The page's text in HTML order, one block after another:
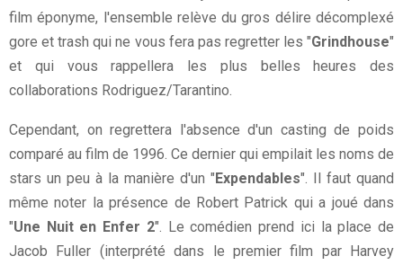
film éponyme, l'ensemble relève du gros délire décomplexé
gore et trash qui ne vous fera pas regretter les "Grindhouse"
et qui vous rappellera les plus belles heures des
collaborations Rodriguez/Tarantino.
Cependant, on regrettera l'absence d'un casting de poids
comparé au film de 1996. Ce dernier qui empilait les noms de
stars un peu à la manière d'un "Expendables". Il faut quand
même noter la présence de Robert Patrick qui a joué dans
"Une Nuit en Enfer 2". Le comédien prend ici la place de
Jacob Fuller (interprété dans le premier film par Harvey